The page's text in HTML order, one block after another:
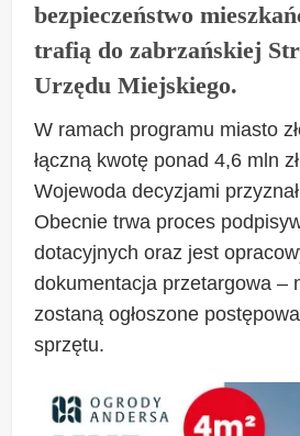
bezpieczeństwo
trafią do zabrzańskiej
Urzędu Miejskiego.
W ramach programu miasto
łączną kwotę ponad 4,6 mln
Wojewoda decyzjami
Obecnie trwa proces
dotacyjnych oraz jest
dokumentacja przetargowa –
zostaną ogłoszone
sprzętu.